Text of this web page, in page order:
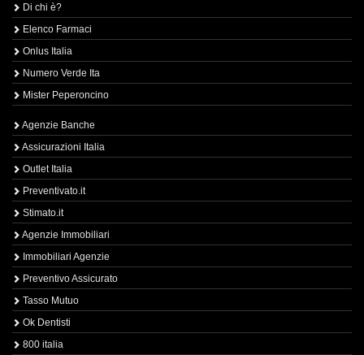
Di chi è?
Elenco Farmaci
Onlus Italia
Numero Verde Ita
Mister Peperoncino
Agenzie Banche
Assicurazioni Italia
Outlet Italia
Preventivato.it
Stimato.it
Agenzie Immobiliari
Immobiliari Agenzie
Preventivo Assicurato
Tasso Mutuo
Ok Dentisti
800 italia